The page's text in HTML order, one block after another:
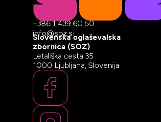
+386 1 439 60 50
info@soz.si
Slovenska oglaševalska
zbornica (SOZ)
Letališka cesta 35
1000 Ljubljana, Slovenija